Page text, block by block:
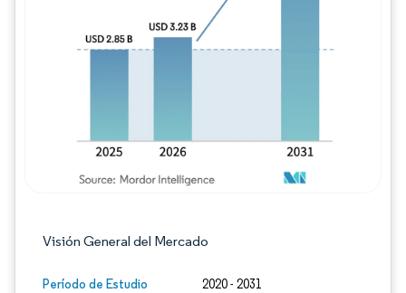
Visión General del Mercado
Período de Estudio 2020 - 2031
Imagen © Mordor Intelligence. El uso